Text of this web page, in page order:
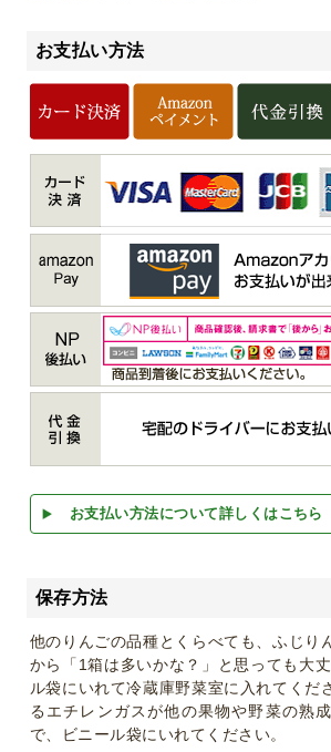
お支払い方法
お支払い方法について詳しくはこちら
保存方法
他のりんごの品種とくらべても、ふじり
から「1箱は多いかな？」と思っても大
ル袋にいれて冷蔵庫野菜室に入れてくだ
るエチレンガスが他の果物や野菜の熟
で、ビニール袋にいれてください。